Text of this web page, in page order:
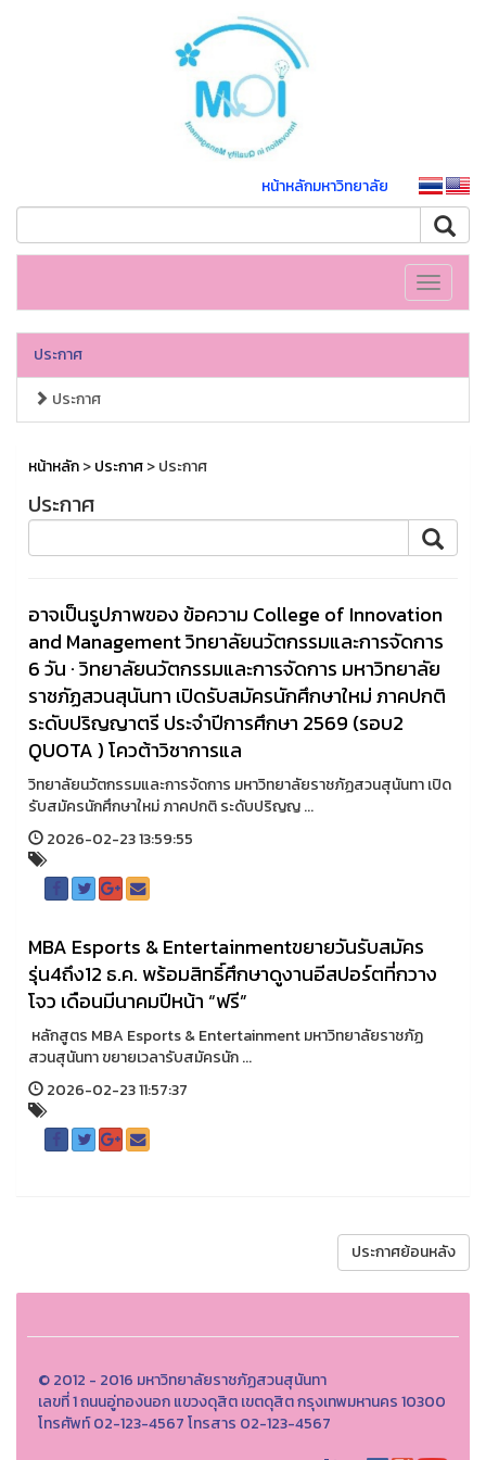
หน้าหลักมหาวิทยาลัย
Toggle
ประกาศ
ประกาศ
หน้าหลัก>ประกาศ> ประกาศ
ประกาศ
อาจเป็นรูปภาพของ ข้อความ College of Innovation
and Management วิทยาลัยนวัตกรรมและการจัดการ
6 วัน · วิทยาลัยนวัตกรรมและการจัดการ มหาวิทยาลัย
ราชภัฏสวนสุนันทา เปิดรับสมัครนักศึกษาใหม่ ภาคปกติ
ระดับปริญญาตรี ประจำปีการศึกษา 2569 (รอบ2
QUOTA ) โควต้าวิชาการแล
วิทยาลัยนวัตกรรมและการจัดการ มหาวิทยาลัยราชภัฏสวนสุนันทา เปิด
รับสมัครนักศึกษาใหม่ ภาคปกติ ระดับปริญญ ...
2026-02-23 13:59:55
MBA Esports & Entertainmentขยายวันรับสมัคร
รุ่น4ถึง12 ธ.ค. พร้อมสิทธิ์ศึกษาดูงานอีสปอร์ตที่กวาง
โจว เดือนมีนาคมปีหน้า “ฟรี”
หลักสูตร MBA Esports & Entertainment มหาวิทยาลัยราชภัฏ
สวนสุนันทา ขยายเวลารับสมัครนัก ...
2026-02-23 11:57:37
ประกาศย้อนหลัง
© 2012 - 2016 มหาวิทยาลัยราชภัฏสวนสุนันทา
เลขที่ 1 ถนนอู่ทองนอก แขวงดุสิต เขตดุสิต กรุงเทพมหานคร 10300
โทรศัพท์ 02-123-4567 โทรสาร 02-123-4567